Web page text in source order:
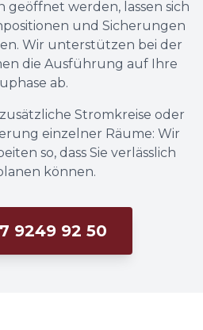
geöffnet werden, lassen sich
und Sicherungen
Wir unterstützen bei der
die Ausführung auf Ihre
ab.
Stromkreise oder
einzelner Räume: Wir
so, dass Sie verlässlich
können.
9249 92 50